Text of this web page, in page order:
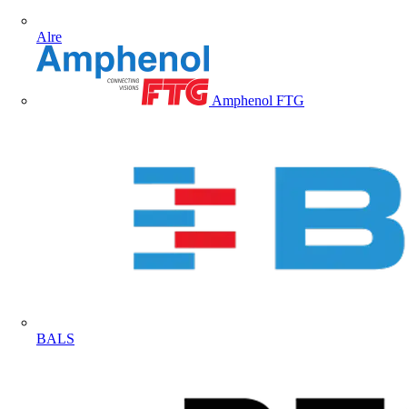
Alre
Amphenol FTG
BALS